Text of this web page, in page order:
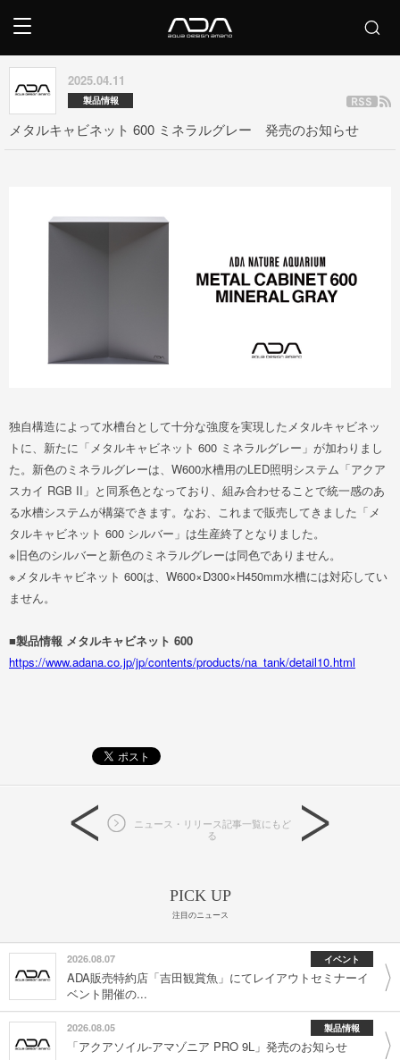
2025.04.11
製品情報
メタルキャビネット 600 ミネラルグレー 発売のお知らせ
独自構造によって水槽台として十分な強度を実現したメタルキャビネッ
トに、新たに「メタルキャビネット 600 ミネラルグレー」が加わりまし
た。新色のミネラルグレーは、W600水槽用のLED照明システム「アクア
スカイ RGB II」と同系色となっており、組み合わせることで統一感のあ
る水槽システムが構築できます。なお、これまで販売してきました「メ
タルキャビネット 600 シルバー」は生産終了となりました。
※旧色のシルバーと新色のミネラルグレーは同色でありません。
※メタルキャビネット 600は、W600×D300×H450mm水槽には対応してい
ません。
■製品情報 メタルキャビネット 600
https://www.adana.co.jp/jp/contents/products/na_tank/detail10.html
ニュース・リリース記事一覧にもど
る
PICK UP
注目のニュース
2026.08.07 イベント
ADA販売特約店「吉田観賞魚」にてレイアウトセミナーイ
ベント開催の...
2026.08.05 製品情報
「アクアソイル-アマゾニア PRO 9L」発売のお知らせ